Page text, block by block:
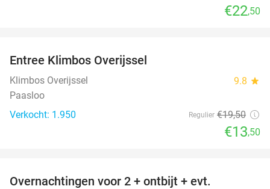
€22,50
Entree Klimbos Overijssel
Klimbos Overijssel 9.8 star
Paasloo
Verkocht: 1.950
Regulier €19,50
€13,50
Overnachtingen voor 2 + ontbijt + evt.